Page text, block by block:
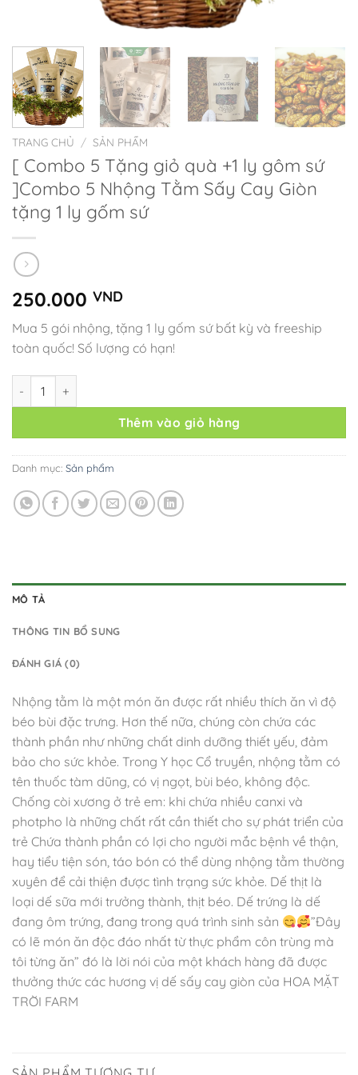
TRANG CHỦ / SẢN PHẨM
[ Combo 5 Tặng giỏ quà +1 ly gôm sứ
]Combo 5 Nhộng Tằm Sấy Cay Giòn
tặng 1 ly gốm sứ
250.000 VND
Mua 5 gói nhộng, tặng 1 ly gốm sứ bất kỳ và freeship
toàn quốc! Số lượng có hạn!
[ Combo 5 Tặng giỏ quà +1 ly gôm sứ ]Combo 5 Nhộng Tằm
Thêm vào giỏ hàng
Danh mục: Sản phẩm
MÔ TẢ
THÔNG TIN BỔ SUNG
ĐÁNH GIÁ (0)
Nhộng tằm là một món ăn được rất nhiều thích ăn vì độ
béo bùi đặc trưng. Hơn thế nữa, chúng còn chứa các
thành phần như những chất dinh dưỡng thiết yếu, đảm
bảo cho sức khỏe. Trong Y học Cổ truyền, nhộng tằm có
tên thuốc tàm dũng, có vị ngọt, bùi béo, không độc.
Chống còi xương ở trẻ em: khi chứa nhiều canxi và
photpho là những chất rất cần thiết cho sự phát triển của
trẻ Chứa thành phần có lợi cho người mắc bệnh về thận,
hay tiểu tiện són, táo bón có thể dùng nhộng tằm thường
xuyên để cải thiện được tình trạng sức khỏe. Dế thịt là
loại dế sữa mới trưởng thành, thịt béo. Dế trứng là dế
đang ôm trứng, đang trong quá trình sinh sản
”Đây
có lẽ món ăn độc đáo nhất từ thực phẩm côn trùng mà
tôi từng ăn” đó là lời nói của một khách hàng đã được
thưởng thức các hương vị dế sấy cay giòn của HOA MẶT
TRỜI FARM